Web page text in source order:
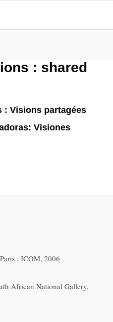
: shared
: Visions partagées
Visiones
Paris : ICOM, 2006
African National Gallery,